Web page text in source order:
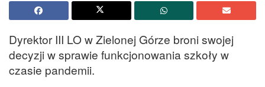
Dyrektor III LO w Zielonej Górze broni swojej
decyzji w sprawie funkcjonowania szkoły w
czasie pandemii.